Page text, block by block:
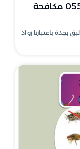
شركات مكافحة الحشرات 0552322668 مكافحة
باعتبارنا رواد